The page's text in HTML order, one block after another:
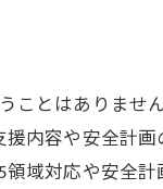
ことはありま
内容や安全計
域対応や安全